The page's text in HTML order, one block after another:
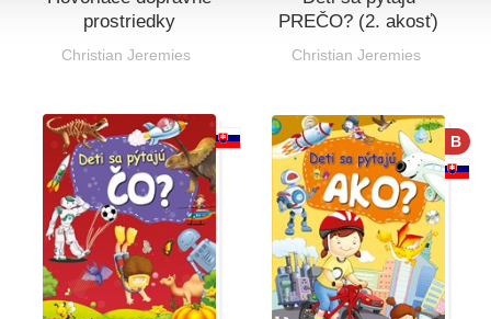
prostriedky
Christian Jeremies
PREČO? (2. akosť)
Christian Jeremies
B